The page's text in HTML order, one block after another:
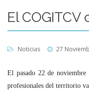
El
Noticias 27
El pasado 22 de
profesionales del territorio